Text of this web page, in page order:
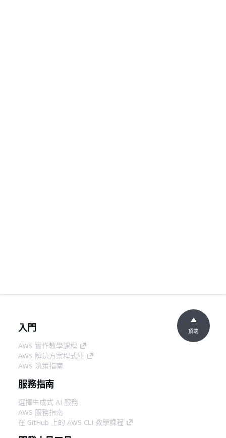
入門
AWS 實作教學課程
AWS 解決方案程式庫
AWS 決策指南
服務指南
選擇生成式 AI 服務
AWS 服務指南
在 GitHub 上的 AWS CLI 教學課程
頂端